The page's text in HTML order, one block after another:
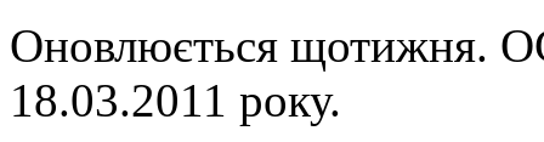
Оновлюється
18.03.2011 року.